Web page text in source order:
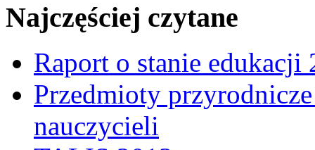
Najczęściej czytane
Raport o stanie edukacji
Przedmioty
nauczycieli